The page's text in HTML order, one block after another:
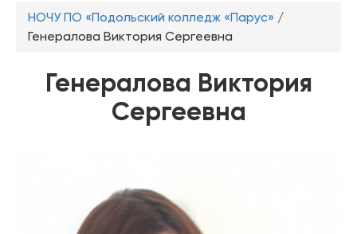
Вы
здесь
НОЧУ ПО «Подольский колледж «Парус» /
Генералова Виктория Сергеевна
Генералова Виктория
Сергеевна